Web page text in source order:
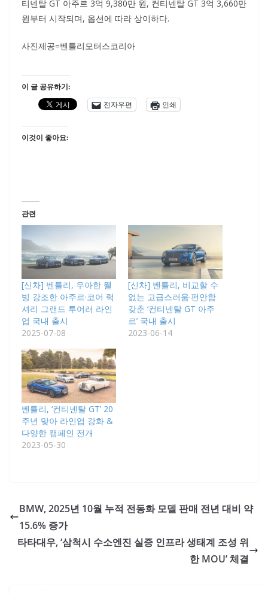
티넨탈 GT 아주르 3억 9,380만 원, 컨티넨탈 GT 3억 3,660만
원부터 시작되며, 옵션에 따라 상이하다.
사진제공=벤틀리모터스코리아
이 글 공유하기:
전자우편
인쇄
이것이 좋아요:
관련
[신차] 벤틀리, 우아한 웰
빙 강조한 아주르·코어 럭
셔리 그랜드 투어러 라인
업 국내 출시
2025-07-08
[신차] 벤틀리, 비교할 수
없는 고급스러움·펀안함
갖춘 ‘컨티넨탈 GT 아주
르’ 국내 출시
2023-06-14
벤틀리, ‘컨티넨탈 GT’ 20
주년 맞아 라인업 강화 &
다양한 캠페인 전개
2023-05-30
BMW, 2025년 10월 누적 전동화 모델 판매 전년 대비 약
15.6% 증가
타타대우, ‘삼척시 수소엔진 실증 인프라 생태계 조성 위
한 MOU’ 체결